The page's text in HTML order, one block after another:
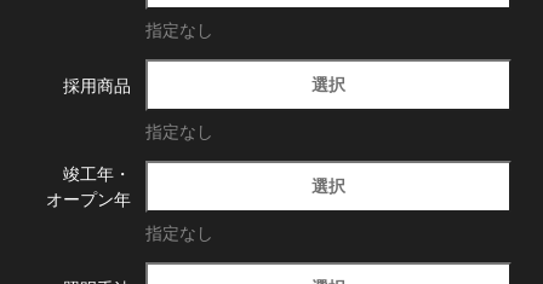
指定なし
採用商品 選択
指定なし
竣工年・
オープン年
選択
指定なし